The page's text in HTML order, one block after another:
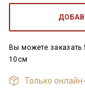
Вы можете
10см
Только